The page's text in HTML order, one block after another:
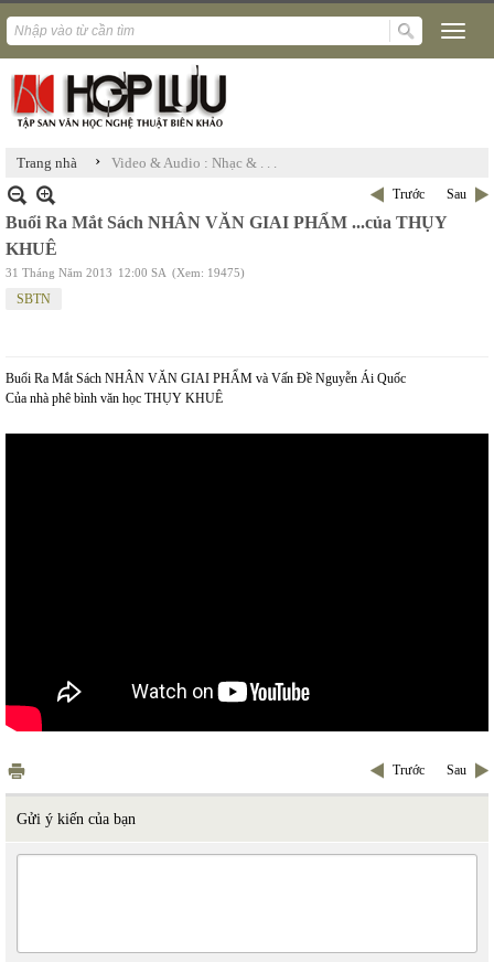
Trang nhà › Video & Audio : Nhạc & . . .
Trước Sau
Buổi Ra Mắt Sách NHÂN VĂN GIAI PHẨM ...của THỤY
KHUÊ
31 Tháng Năm 2013 12:00 SA (Xem: 19475)
SBTN
Buổi Ra Mắt Sách NHÂN VĂN GIAI PHẨM và Vấn Đề Nguyễn Ái Quốc
Của nhà phê bình văn học THỤY KHUÊ
Trước Sau
Gửi ý kiến của bạn